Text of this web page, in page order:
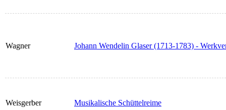
Wagner Johann Wendelin Glaser (1713-1783) -
Weisgerber Musikalische Schüttelreime